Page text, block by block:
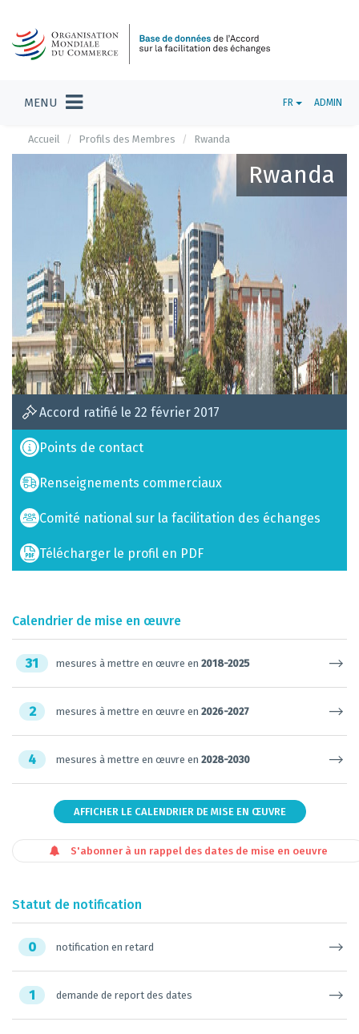
MENU FR ADMIN
Accueil Profils des Membres Rwanda
Rwanda
Accord ratifié le 22 février 2017
Points de contact
Renseignements commerciaux
Comité national sur la facilitation des échanges
Télécharger le profil en PDF
Calendrier de mise en œuvre
31 mesures à mettre en œuvre en 2018-2025
2 mesures à mettre en œuvre en 2026-2027
4 mesures à mettre en œuvre en 2028-2030
AFFICHER LE CALENDRIER DE MISE EN ŒUVRE
S'abonner à un rappel des dates de mise en oeuvre
Statut de notification
0 notification en retard
1 demande de report des dates